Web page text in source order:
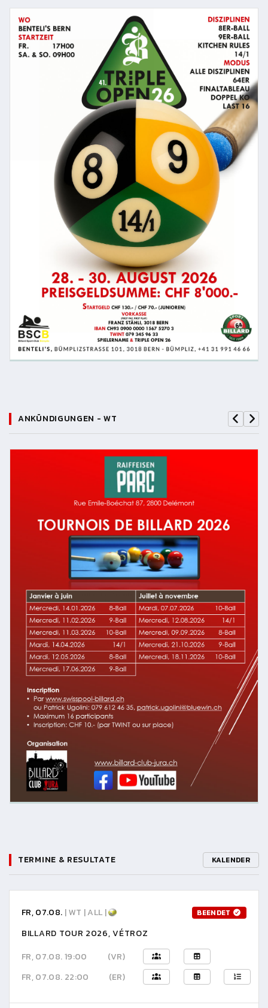
ANKÜNDIGUNGEN - WT
TERMINE & RESULTATE KALENDER
FR, 07.08. | WT | ALL | BEENDET
BILLARD TOUR 2026, VÉTROZ
FR, 07.08. 19:00
(VR)
FR, 07.08. 22:00
(ER)